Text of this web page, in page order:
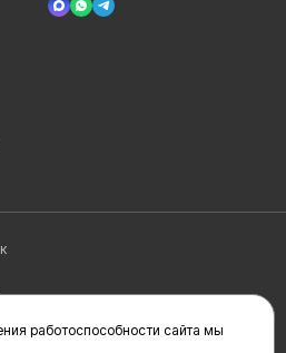
работоспособности сайта мы